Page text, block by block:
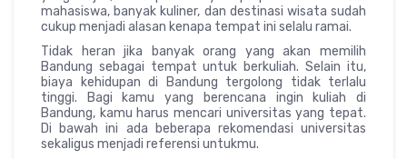
mahasiswa, banyak kuliner, dan destinasi wisata sudah
cukup menjadi alasan kenapa tempat ini selalu ramai.
Tidak heran jika banyak orang yang akan memilih
Bandung sebagai tempat untuk berkuliah. Selain itu,
biaya kehidupan di Bandung tergolong tidak terlalu
tinggi. Bagi kamu yang berencana ingin kuliah di
Bandung, kamu harus mencari universitas yang tepat.
Di bawah ini ada beberapa rekomendasi universitas
sekaligus menjadi referensi untukmu.